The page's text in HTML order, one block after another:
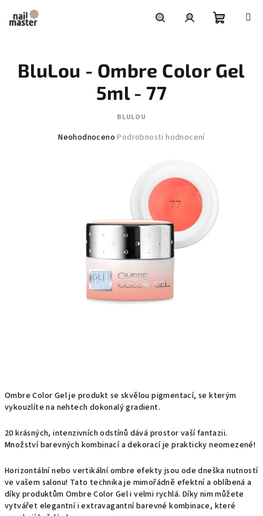
obsah
košík
Ombre Color Gel je produkt se skvělou pigmentací, se kterým
vykouzlíte na nehtech dokonalý gradient.
20 krásných, intenzivních odstínů dává prostor vaší fantazii.
Množství barevných kombinací a dekorací je prakticky neomezené!
Horizontální nebo vertikální ombre efekty jsou ode dneška nutností
ve vašem salonu! Tato technika je mimořádně efektní a oblíbená a
díky produktům Ombre Color Gel i velmi rychlá. Díky nim můžete
vytvářet elegantní i extravagantní barevné kombinace, které
BluLou - Ombre Color Gel
5ml - 77
BLULOU
Průměrné
hvězdiček.
Neohodnoceno Podrobnosti hodnocení